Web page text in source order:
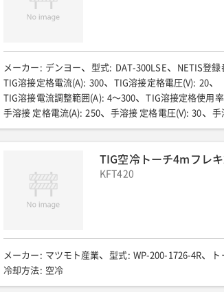
【交流出力】(単相)定格電圧(V)
排ガス規制
全長(mm) 全幅(mm): 700
運転質量(kg) : 521 騒音値LwA(dB) 91 騒音値
低騒音型: 超低騒音
メーカー : デンヨー 型式: DAT-300LSE NETIS登録
TIG溶接定格電流(A): 300 TIG溶接定格電圧(V): 20
TIG溶接電流調整範囲(A): 4〜300 TIG溶接定格使用
手溶接 定格電流(A): 250 手溶接 定格電圧(V): 30 手
4〜250
手溶接 定格使用率(%): 40 手溶接 適用溶
交流出力 周波数(Hz): 50/60 交流出力 定格出力(kVA):
100 燃料/タンク容量(L): 軽油
全幅(mm) : 630 全高(mm): 1065
騒音値/溶接定格負荷時/7m(dB(A))
TIG空冷トーチ4mフレ
KFT420
メーカー : マツモト産業 型式: WP-200-1726-4R
冷却方法: 空冷